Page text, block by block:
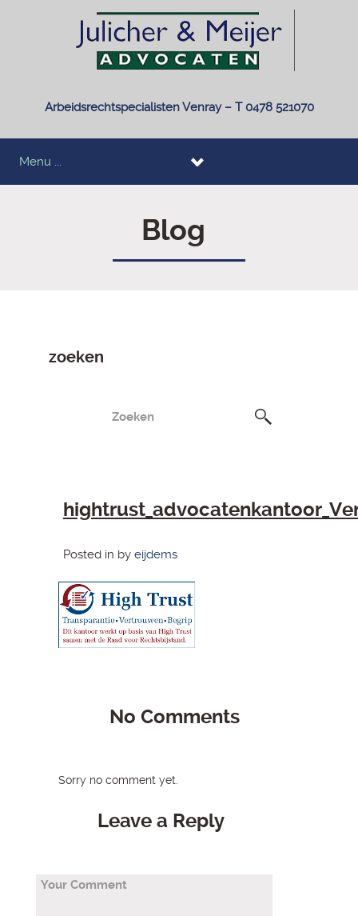
Arbeidsrechtspecialisten Venray – T 0478 521070
Menu ...
Blog
zoeken
Posted in by eijdems
No Comments
Sorry no comment yet.
Leave a Reply